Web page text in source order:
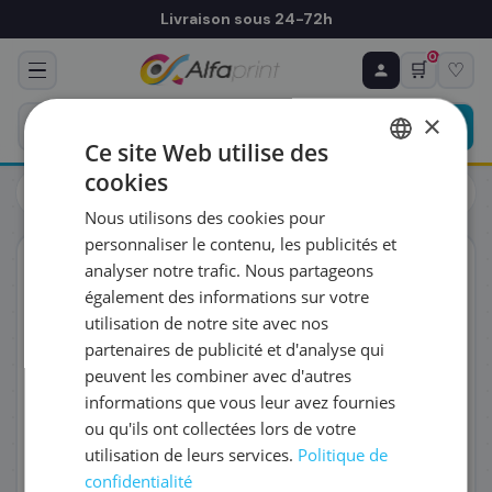
Livraison sous 24-72h
🛒
0
♡
Toners
Brother
ORIGINAL
♻ COMMANDE RÉCURRENTE
Prévoyez & économisez
Programmez votre prochain achat — notre équipe
vous prépare un devis personnalisé
RÉFÉRENCE DU PRODUIT
FRÉQUENCE
QUANTITÉ PAR LIVRAISON
DATE DE PREMIÈRE LIVRAISON SOUHAITÉE
×
Ce site Web utilise des
cookies
Nous utilisons des cookies pour
personnaliser le contenu, les publicités et
analyser notre trafic. Nous partageons
également des informations sur votre
utilisation de notre site avec nos
partenaires de publicité et d'analyse qui
peuvent les combiner avec d'autres
informations que vous leur avez fournies
ou qu'ils ont collectées lors de votre
utilisation de leurs services. Politique de
confidentialité